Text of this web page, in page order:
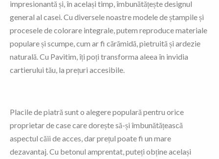
impresionantă și, în același timp, îmbunătățește designul
general al casei. Cu diversele noastre modele de ștampile și
procesele de colorare integrale, putem reproduce materiale
populare și scumpe, cum ar fi cărămidă, pietruită și ardezie
naturală. Cu Pavitim, îți poți transforma aleea în invidia
cartierului tău, la prețuri accesibile.
Placile de piatră sunt o alegere populară pentru orice
proprietar de case care dorește să-și îmbunătățească
aspectul căii de acces, dar prețul poate fi un mare
dezavantaj. Cu betonul amprentat, puteți obține același